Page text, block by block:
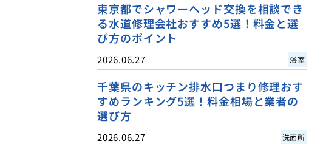
東京都でシャワーヘッド交換を相談でき
る水道修理会社おすすめ5選！料金と選
び方のポイント
2026.06.27 浴室
千葉県のキッチン排水口つまり修理おす
すめランキング5選！料金相場と業者の
選び方
2026.06.27 洗面所